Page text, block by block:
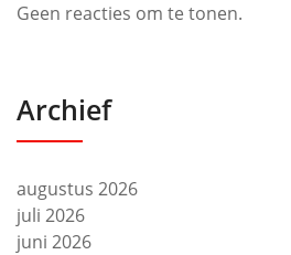
Geen reacties om te tonen.
Archief
augustus 2026
juli 2026
juni 2026